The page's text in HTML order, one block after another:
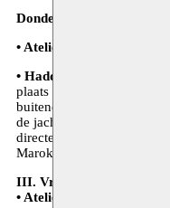
Donderdag 11 juni 2015:
• Atelier Wannous I met
• Hadda - Dabateatr:
plaats het portret van een
buitenechtelijke
de jacht op de
directeur van Dabateatr,
Marokkaanse
III. Vrijdag 12 juni 2015:
• Atelier Wannous II